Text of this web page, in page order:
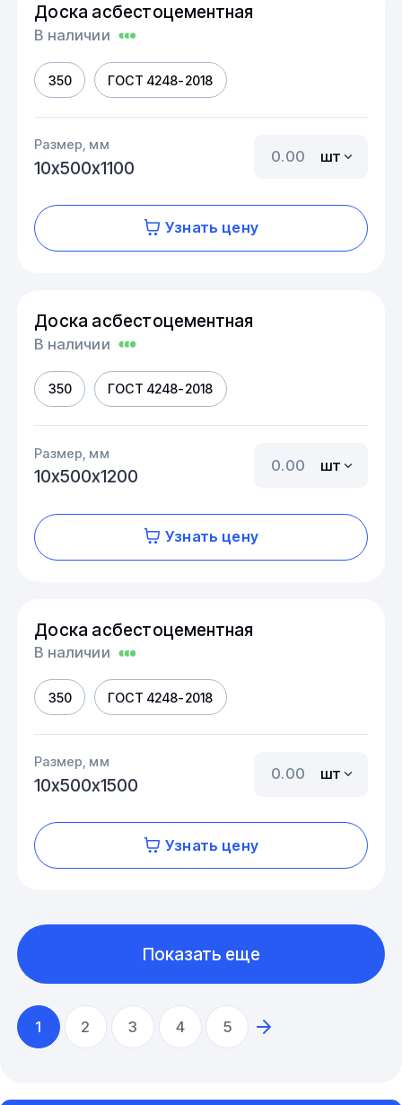
Доска асбестоцементная
В наличии
350 ГОСТ 4248-2018
Размер, мм
10х500х1100
шт
Узнать цену
Доска асбестоцементная
В наличии
350 ГОСТ 4248-2018
Размер, мм
10х500х1200
шт
Узнать цену
Доска асбестоцементная
В наличии
350 ГОСТ 4248-2018
Размер, мм
10х500х1500
шт
Узнать цену
1 2 3 4 5
Показать еще